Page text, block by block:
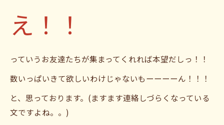
え！！
っていうお友達たちが集まってくれれば本望だしっ！！
数いっぱいきて欲しいわけじゃないもーーーーん！！！
と、思っております。(ますます連絡しづらくなっている
文ですよね。。)